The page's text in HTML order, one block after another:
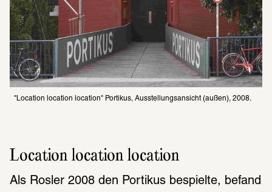
"Location location location" Portikus, Ausstellungsansicht (außen), 2008.
Location location location
Als Rosler 2008 den Portikus bespielte, befand